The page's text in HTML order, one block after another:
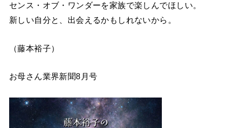
センス・オブ・ワンダーを家族で楽しんでほしい。
新しい自分と、出会えるかもしれないから。
（藤本裕子）
お母さん業界新聞8月号